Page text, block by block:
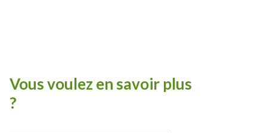
Vous voulez en savoir plus
?